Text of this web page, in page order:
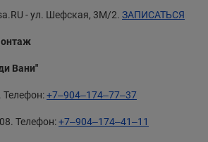
- ул. Шефская, 3М/2. ЗАПИСАТЬСЯ
Вани"
+7‒904‒174‒77‒37
Телефон:+7‒904‒174‒41‒11